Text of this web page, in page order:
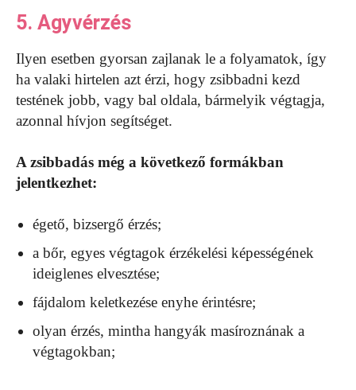
5. Agyvérzés
Ilyen esetben gyorsan zajlanak le a folyamatok, így
ha valaki hirtelen azt érzi, hogy zsibbadni kezd
testének jobb, vagy bal oldala, bármelyik végtagja,
azonnal hívjon segítséget.
A zsibbadás még a következő formákban
jelentkezhet:
égető, bizsergő érzés;
a bőr, egyes végtagok érzékelési képességének
ideiglenes elvesztése;
fájdalom keletkezése enyhe érintésre;
olyan érzés, mintha hangyák masíroznának a
végtagokban;